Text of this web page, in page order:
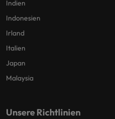
Indien
Indonesien
Irland
Italien
Japan
Malaysia
Unsere Richtlinien